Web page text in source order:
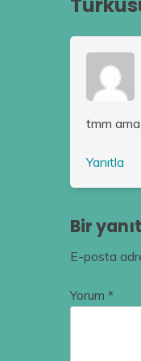
tmm
Yanıtla
Bir
E-posta
Yorum *